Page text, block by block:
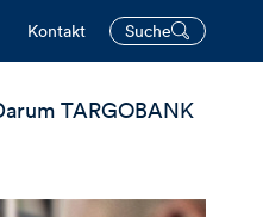
Kontakt Suche
öffnen
TARGOBANK